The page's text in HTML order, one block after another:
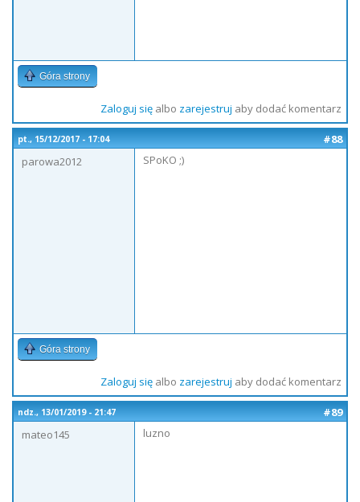
Góra strony
Zaloguj sięalbo zarejestruj aby dodać komentarz
pt., 15/12/2017 - 17:04
#88
parowa2012
SPoKO ;)
Góra strony
Zaloguj sięalbo zarejestruj aby dodać komentarz
ndz., 13/01/2019 - 21:47
#89
mateo145
luzno